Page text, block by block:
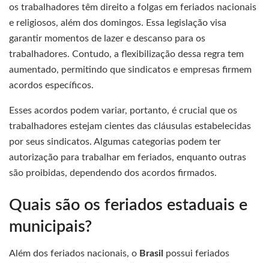
os trabalhadores têm direito a folgas em feriados nacionais
e religiosos, além dos domingos. Essa legislação visa
garantir momentos de lazer e descanso para os
trabalhadores. Contudo, a flexibilização dessa regra tem
aumentado, permitindo que sindicatos e empresas firmem
acordos específicos.
Esses acordos podem variar, portanto, é crucial que os
trabalhadores estejam cientes das cláusulas estabelecidas
por seus sindicatos. Algumas categorias podem ter
autorização para trabalhar em feriados, enquanto outras
são proibidas, dependendo dos acordos firmados.
Quais são os feriados estaduais e
municipais?
Além dos feriados nacionais, o Brasil possui feriados